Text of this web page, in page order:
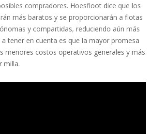
compradores. Hoesfloot dice que los
más baratos y se proporcionarán a flotas
y compartidas, reduciendo aún más
tener en cuenta es que la mayor promesa
menores costos operativos generales y más
milla.